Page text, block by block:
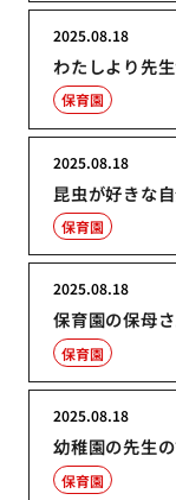
わたしより先
2025.08.18
保育園
昆虫が好きな
2025.08.18
保育園
保育園の保母
2025.08.18
保育園
幼稚園の先生
2025.08.18
保育園